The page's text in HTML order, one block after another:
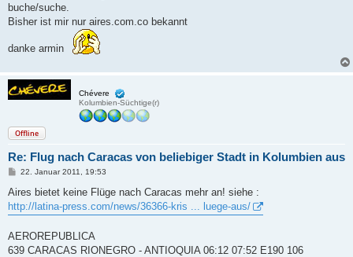
r
a
buche/suche.
Bisher ist mir nur aires.com.co bekannt
danke armin
Chévere
Kolumbien-Süchtige(r)
Offline
Re: Flug nach Caracas von beliebiger Stadt in Kolumbien aus
B
i
r
a
22. Januar 2011, 19:53
Aires bietet keine Flüge nach Caracas mehr an! siehe :
http://latina-press.com/news/36366-kris ... luege-aus/
AEROREPUBLICA
639 CARACAS RIONEGRO - ANTIOQUIA 06:12 07:52 E190 106